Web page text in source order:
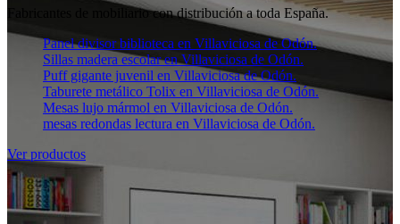
Fabricantes de mobiliario con distribución a toda España.
Panel divisor biblioteca en Villaviciosa de Odón.
Sillas madera escolar en Villaviciosa de Odón.
Puff gigante juvenil en Villaviciosa de Odón.
Taburete metálico Tolix en Villaviciosa de Odón.
Mesas lujo mármol en Villaviciosa de Odón.
mesas redondas lectura en Villaviciosa de Odón.
Ver productos